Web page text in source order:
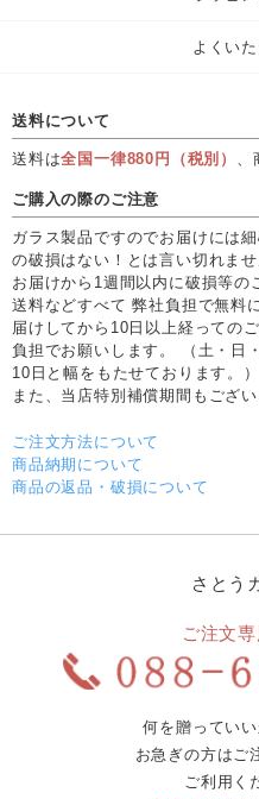
よくい
送料について
送料は全国一律880円（税別）
ご購入の際のご注意
ガラス製品ですのでお届けには
の破損はない！とは言い切れませ
お届けから1週間以内に破損等の
送料などすべて 弊社負担で無料
届けしてから10日以上経っての
負担でお願いします。 （土・日
10日と幅をもたせております。）
また、当店特別補償期間もござい
ご注文方法について
商品納期について
商品の返品・破損について
さとう
ご注文
何を贈ってい
お急ぎの方はご
ご利用く